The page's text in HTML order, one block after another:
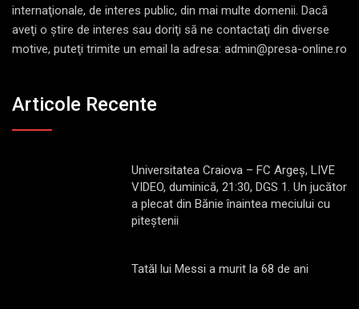
internaţionale, de interes public, din mai multe domenii. Dacă
aveţi o ştire de interes sau doriţi să ne contactaţi din diverse
motive, puteţi trimite un email la adresa: admin@presa-online.ro
Articole Recente
Universitatea Craiova – FC Argeș, LIVE
VIDEO, duminică, 21:30, DGS 1. Un jucător
a plecat din Bănie înaintea meciului cu
piteștenii
Tatăl lui Messi a murit la 68 de ani